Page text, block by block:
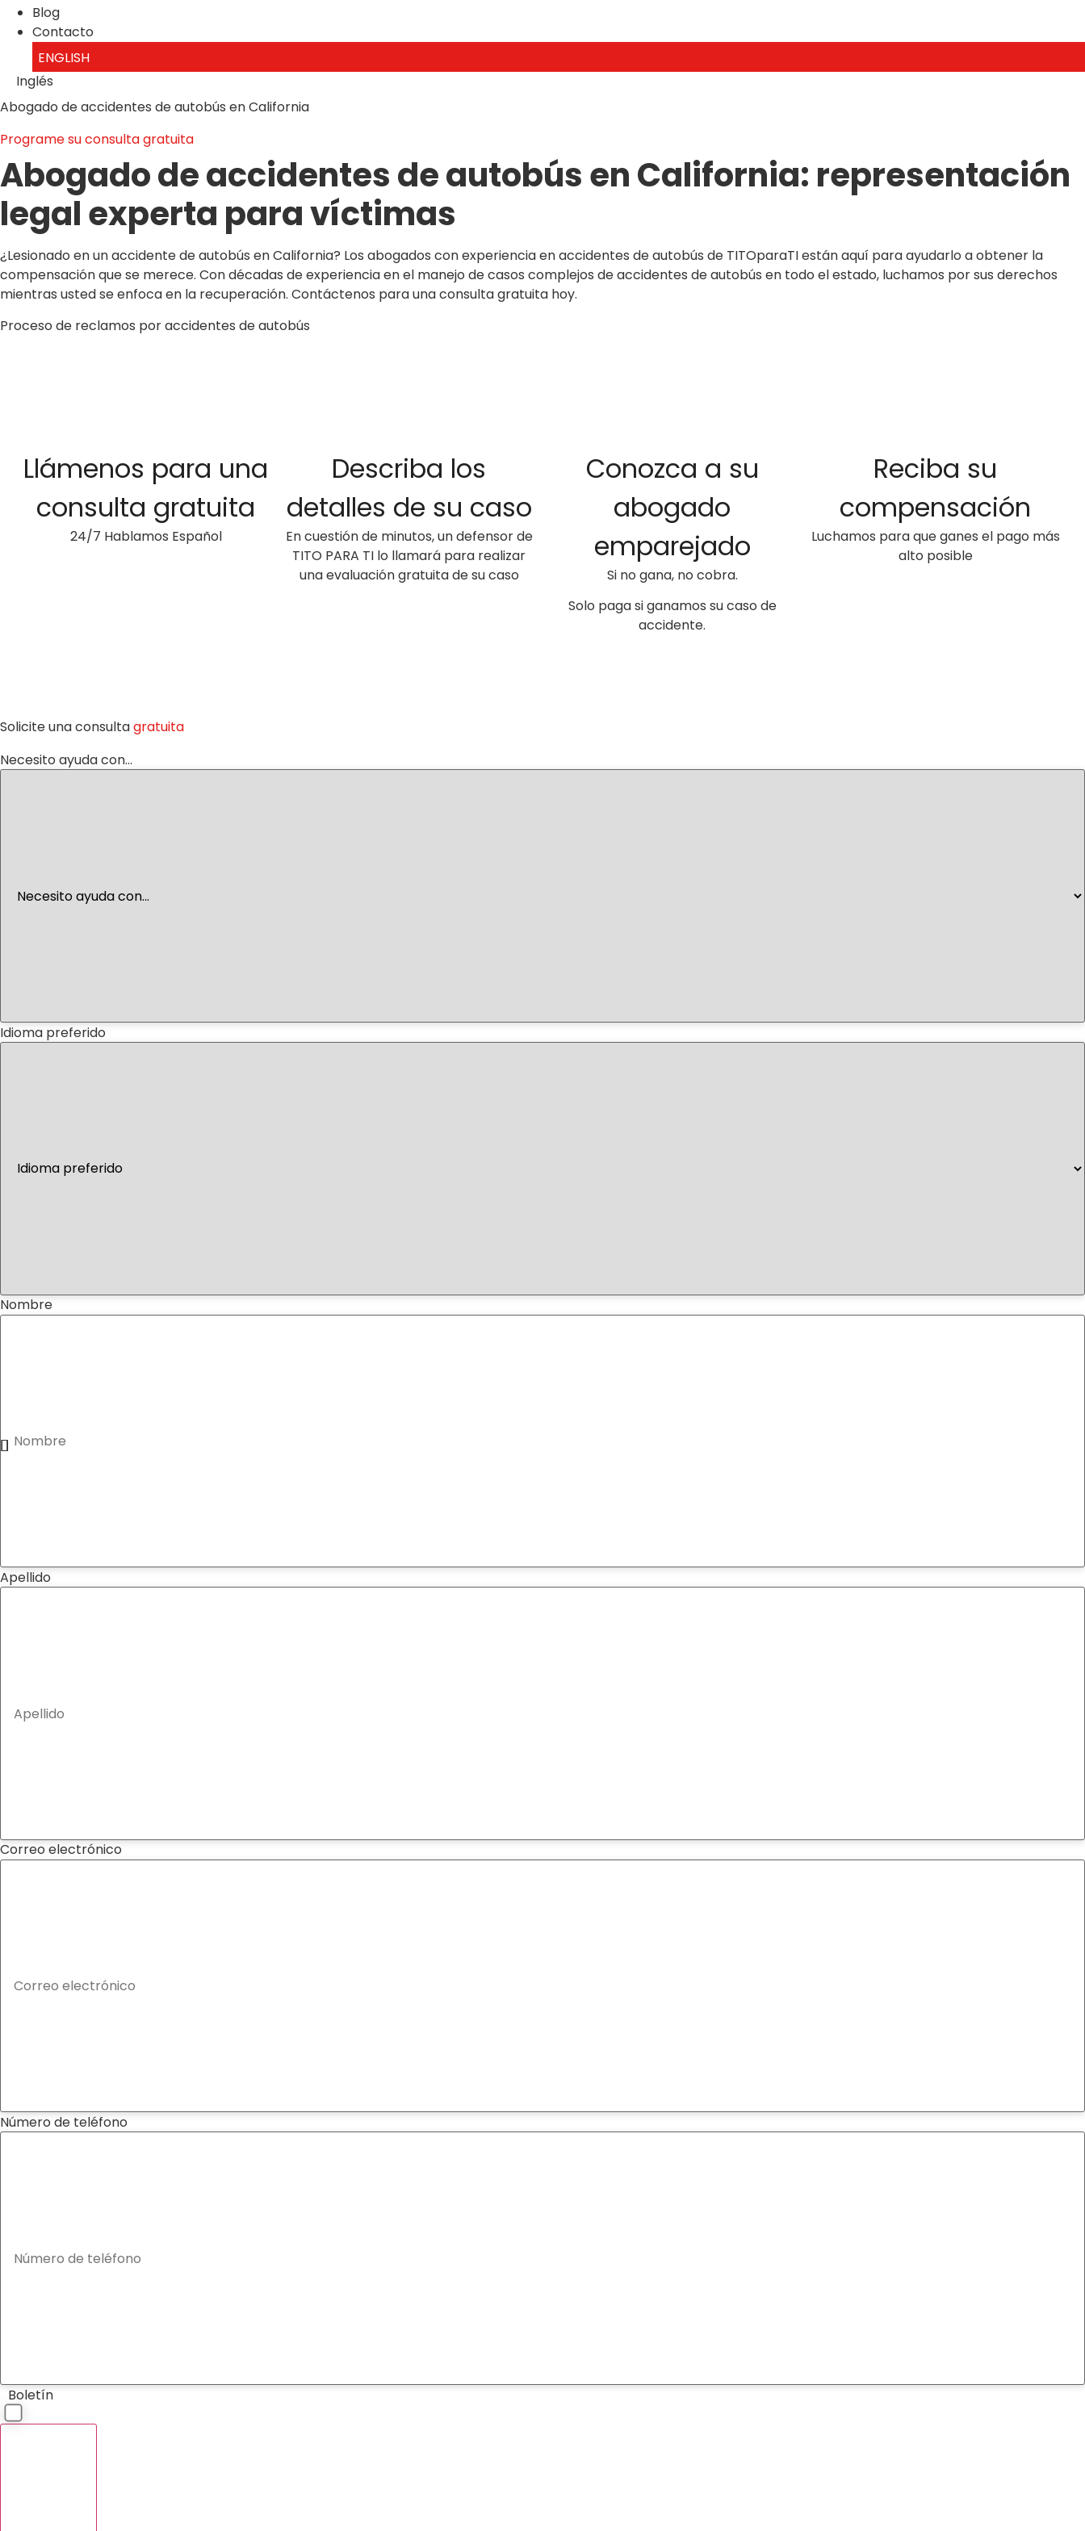
Blog
Contacto
ENGLISH
Inglés
Abogado de accidentes de autobús en California
Programe su consulta gratuita
Abogado de accidentes de autobús en California: representación
legal experta para víctimas
¿Lesionado en un accidente de autobús en California? Los abogados con experiencia en accidentes de autobús de TITOparaTI están aquí para ayudarlo a obtener la
compensación que se merece. Con décadas de experiencia en el manejo de casos complejos de accidentes de autobús en todo el estado, luchamos por sus derechos
mientras usted se enfoca en la recuperación. Contáctenos para una consulta gratuita hoy.
Proceso de reclamos por accidentes de autobús
Llámenos para una
consulta gratuita
24/7 Hablamos Español
Describa los
detalles de su caso
En cuestión de minutos, un defensor de
TITO PARA TI lo llamará para realizar
una evaluación gratuita de su caso
Conozca a su
abogado
emparejado
Si no gana, no cobra.
Solo paga siganamos su caso de
accidente.
Reciba su
compensación
Luchamos para que ganes el pago más
alto posible
Solicite una consultagratuita
Necesito ayuda con...
Idioma preferido
Nombre
Apellido
Correo electrónico
Número de teléfono
Boletín